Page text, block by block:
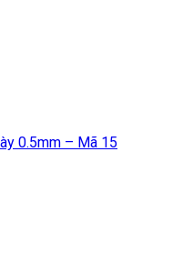
0.5mm – Mã 15